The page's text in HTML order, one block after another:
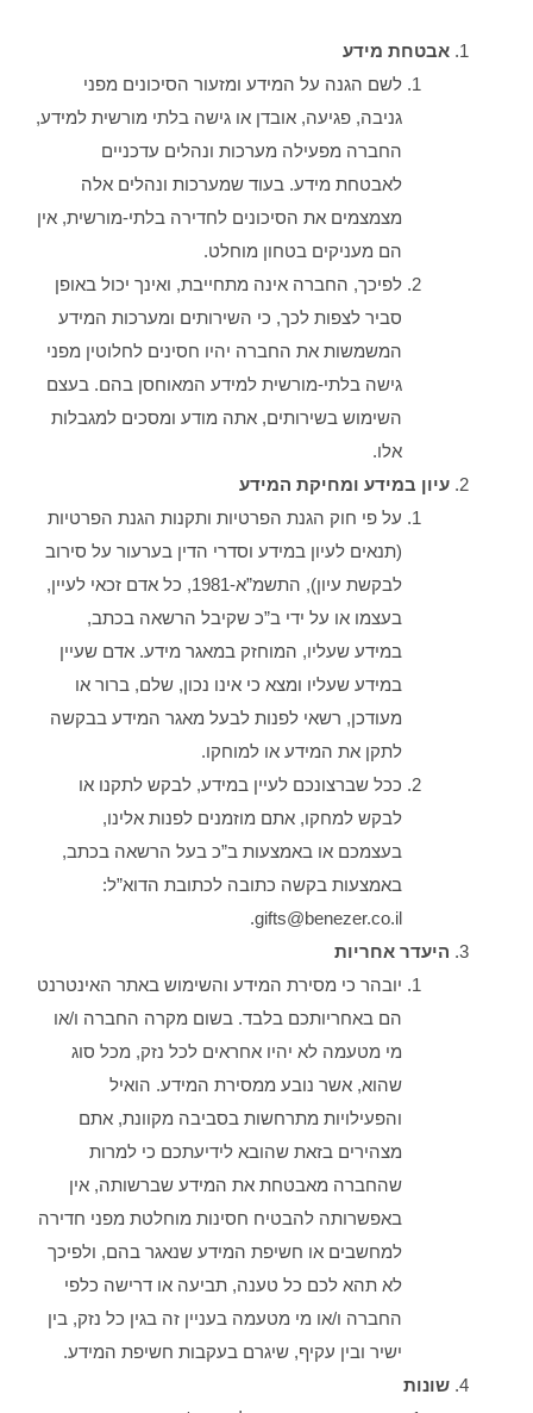
אבטחת מידע
לשם הגנה על המידע ומזעור הסיכונים מפני
גניבה, פגיעה, אובדן או גישה בלתי מורשית למידע,
החברה מפעילה מערכות ונהלים עדכניים
לאבטחת מידע. בעוד שמערכות ונהלים אלה
מצמצמים את הסיכונים לחדירה בלתי-מורשית, אין
הם מעניקים בטחון מוחלט.
לפיכך, החברה אינה מתחייבת, ואינך יכול באופן
סביר לצפות לכך, כי השירותים ומערכות המידע
המשמשות את החברה יהיו חסינים לחלוטין מפני
גישה בלתי-מורשית למידע המאוחסן בהם. בעצם
השימוש בשירותים, אתה מודע ומסכים למגבלות
אלו.
עיון במידע ומחיקת המידע
על פי חוק הגנת הפרטיות ותקנות הגנת הפרטיות
(תנאים לעיון במידע וסדרי הדין בערעור על סירוב
לבקשת עיון), התשמ”א-1981, כל אדם זכאי לעיין,
בעצמו או על ידי ב”כ שקיבל הרשאה בכתב,
במידע שעליו, המוחזק במאגר מידע. אדם שעיין
במידע שעליו ומצא כי אינו נכון, שלם, ברור או
מעודכן, רשאי לפנות לבעל מאגר המידע בבקשה
לתקן את המידע או למוחקו.
ככל שברצונכם לעיין במידע, לבקש לתקנו או
לבקש למחקו, אתם מוזמנים לפנות אלינו,
בעצמכם או באמצעות ב”כ בעל הרשאה בכתב,
באמצעות בקשה כתובה לכתובת הדוא”ל:
gifts@benezer.co.il.
היעדר אחריות
יובהר כי מסירת המידע והשימוש באתר האינטרנט
הם באחריותכם בלבד. בשום מקרה החברה ו/או
מי מטעמה לא יהיו אחראים לכל נזק, מכל סוג
שהוא, אשר נובע ממסירת המידע. הואיל
והפעילויות מתרחשות בסביבה מקוונת, אתם
מצהירים בזאת שהובא לידיעתכם כי למרות
שהחברה מאבטחת את המידע שברשותה, אין
באפשרותה להבטיח חסינות מוחלטת מפני חדירה
למחשבים או חשיפת המידע שנאגר בהם, ולפיכך
לא תהא לכם כל טענה, תביעה או דרישה כלפי
החברה ו/או מי מטעמה בעניין זה בגין כל נזק, בין
ישיר ובין עקיף, שיגרם בעקבות חשיפת המידע.
שונות